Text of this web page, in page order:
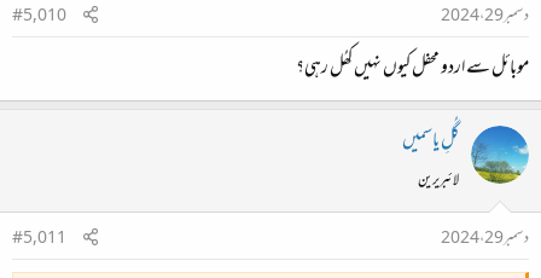
دسمبر 29، 2024
#5,010
موبائل سے اردو محفل کیوں نہیں کھُل رہی؟
گُلِ یاسمیں
لائبریرین
دسمبر 29، 2024
#5,011